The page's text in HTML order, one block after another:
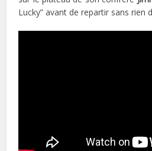
Lucky” avant de repartir sans rien